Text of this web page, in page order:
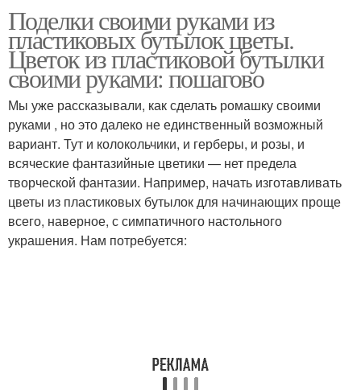
Поделки своими руками из
пластиковых бутылок цветы.
Цветок из пластиковой бутылки
своими руками: пошагово
Мы уже рассказывали, как сделать ромашку своими
руками , но это далеко не единственный возможный
вариант. Тут и колокольчики, и герберы, и розы, и
всяческие фантазийные цветики — нет предела
творческой фантазии. Например, начать изготавливать
цветы из пластиковых бутылок для начинающих проще
всего, наверное, с симпатичного настольного
украшения. Нам потребуется: